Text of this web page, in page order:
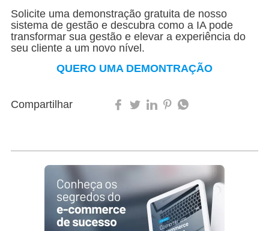
Solicite uma demonstração gratuita de nosso
sistema de gestão e descubra como a IA pode
transformar sua gestão e elevar a experiência do
seu cliente a um novo nível.
QUERO UMA DEMONTRAÇÃO
Compartilhar